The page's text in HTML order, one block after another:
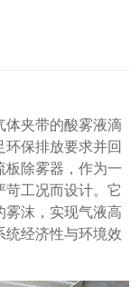
体夹带的酸雾液滴
环保排放要求并回
除雾器，作为一
工况而设计。它
沫，实现气液高
经济性与环境效